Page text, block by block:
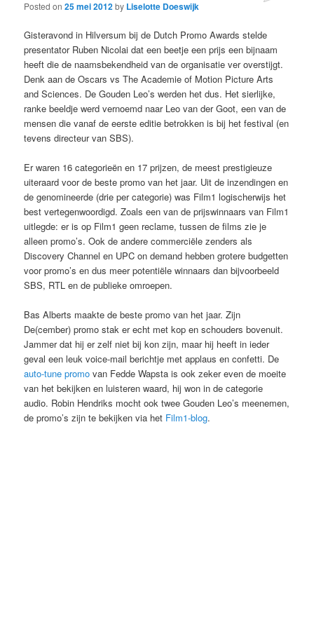
Posted on25 mei 2012by Liselotte Doeswijk
Gisteravond in Hilversum bij de Dutch Promo Awards stelde
presentator Ruben Nicolai dat een beetje een prijs een bijnaam
heeft die de naamsbekendheid van de organisatie ver overstijgt.
Denk aan de Oscars vs The Academie of Motion Picture Arts
and Sciences. De Gouden Leo’s werden het dus. Het sierlijke,
ranke beeldje werd vernoemd naar Leo van der Goot, een van de
mensen die vanaf de eerste editie betrokken is bij het festival (en
tevens directeur van SBS).
Er waren 16 categorieën en 17 prijzen, de meest prestigieuze
uiteraard voor de beste promo van het jaar. Uit de inzendingen en
de genomineerde (drie per categorie) was Film1 logischerwijs het
best vertegenwoordigd. Zoals een van de prijswinnaars van Film1
uitlegde: er is op Film1 geen reclame, tussen de films zie je
alleen promo’s. Ook de andere commerciële zenders als
Discovery Channel en UPC on demand hebben grotere budgetten
voor promo’s en dus meer potentiële winnaars dan bijvoorbeeld
SBS, RTL en de publieke omroepen.
Bas Alberts maakte de beste promo van het jaar. Zijn
De(cember) promo stak er echt met kop en schouders bovenuit.
Jammer dat hij er zelf niet bij kon zijn, maar hij heeft in ieder
geval een leuk voice-mail berichtje met applaus en confetti. De
auto-tune promo van Fedde Wapsta is ook zeker even de moeite
van het bekijken en luisteren waard, hij won in de categorie
audio. Robin Hendriks mocht ook twee Gouden Leo’s meenemen,
de promo’s zijn te bekijken via het Film1-blog.